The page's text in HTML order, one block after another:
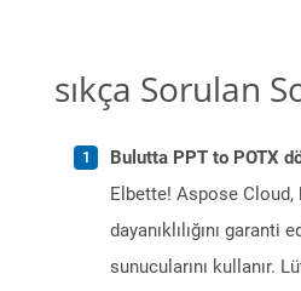
sıkça Sorulan
Bulutta PPT to POTX
Elbette! Aspose
dayanıklılığını garanti
sunucularını kullanır.